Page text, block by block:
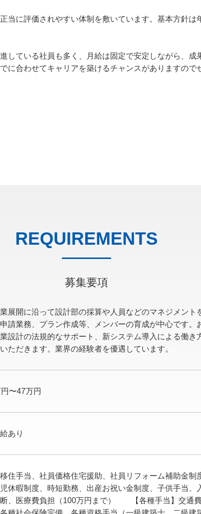
当に評価されやすい体制を敷いています。基本方針は
している社員も多く、月給は固定で安定しながら、
に合わせてキャリアを築けるチャンスがありますので
REQUIREMENTS
募集要項
展開に沿って設計部の採算や人員などのマネジメント
請業務、プラン作成等、メンバーの育成が中心です。
設計の法規的なサポート、新システム導入による働き
ただきます。業界の経験者を優遇しています。
〜47万円
あり
移住手当、社員価格住宅援助、社員リフォーム補助
休暇制度、時短勤務、出産お祝い金制度、子供手
、医療費負担（100万円まで） 【各種手当】交通費